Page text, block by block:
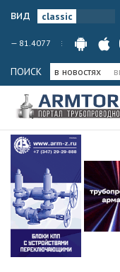
вид
— 81.4077
ПОИСК в новостях